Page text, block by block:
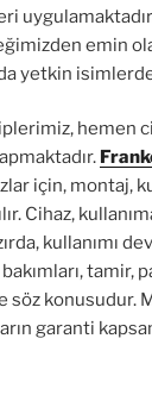
emin
yetkin
hemen
için, montaj,
Cihaz,
kullanımı
tamir,
söz konusudur.
garanti